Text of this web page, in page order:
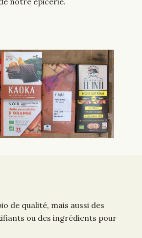
de qualité, mais aussi des
ou des ingrédients pour